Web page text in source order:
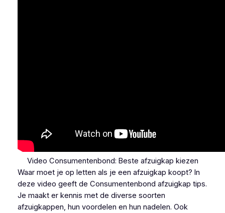
Video Consumentenbond: Beste afzuigkap kiezen
Waar moet je op letten als je een afzuigkap koopt? In
deze video geeft de Consumentenbond afzuigkap tips.
Je maakt er kennis met de diverse soorten
afzuigkappen, hun voordelen en hun nadelen. Ook